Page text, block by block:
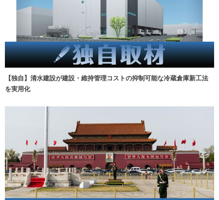
【独自】清水建設が建設・維持管理コストの抑制可能な冷蔵倉庫新工法
を実用化